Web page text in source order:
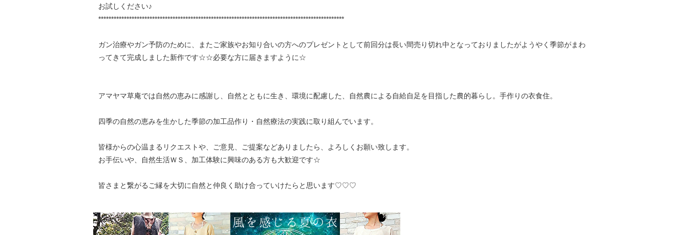
お試しください♪
************************************************************************************************
ガン治療やガン予防のために、またご家族やお知り合いの方へのプレゼントとして前回分は長い間売り切れ中となっておりましたがようやく季節がまわ
ってきて完成しました新作です☆☆必要な方に届きますように☆
アマヤマ草庵では自然の恵みに感謝し、自然とともに生き、環境に配慮した、自然農による自給自足を目指した農的暮らし。手作りの衣食住。
四季の自然の恵みを生かした季節の加工品作り・自然療法の実践に取り組んでいます。
皆様からの心温まるリクエストや、ご意見、ご提案などありましたら、よろしくお願い致します。
お手伝いや、自然生活ＷＳ、加工体験に興味のある方も大歓迎です☆
皆さまと繋がるご縁を大切に自然と仲良く助け合っていけたらと思います♡♡♡